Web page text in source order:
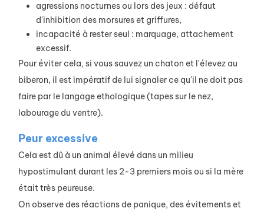
agressions nocturnes ou lors des jeux : défaut
d'inhibition des morsures et griffures,
incapacité à rester seul : marquage, attachement
excessif.
Pour éviter cela, si vous sauvez un chaton et l'élevez au
biberon, il est impératif de lui signaler ce qu'il ne doit pas
faire par le langage ethologique (tapes sur le nez,
labourage du ventre).
Peur excessive
Cela est dû à un animal élevé dans un milieu
hypostimulant durant les 2-3 premiers mois ou si la mère
était très peureuse.
On observe des réactions de panique, des évitements et